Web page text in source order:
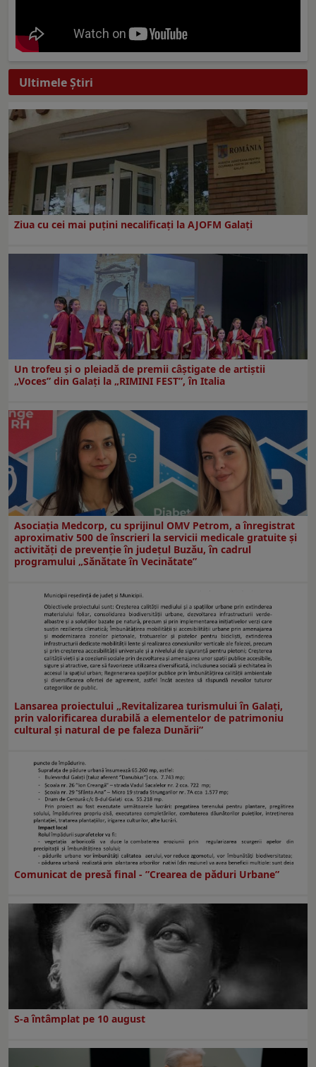
Ultimele Ştiri
Ziua cu cei mai puțini necalificați la AJOFM Galați
Un trofeu şi o pleiadă de premii câştigate de artiştii
„Voces” din Galaţi la „RIMINI FEST”, în Italia
Asociația Medcorp, cu sprijinul OMV Petrom, a înregistrat
aproximativ 500 de înscrieri la servicii medicale gratuite și
activități de prevenție în județul Buzău, în cadrul
programului „Sănătate în Vecinătate”
Lansarea proiectului „Revitalizarea turismului în Galați,
prin valorificarea durabilă a elementelor de patrimoniu
cultural și natural de pe faleza Dunării”
Comunicat de presă final - ”Crearea de păduri Urbane”
S-a întâmplat pe 10 august